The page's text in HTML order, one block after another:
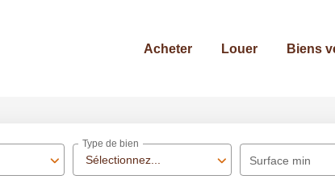
Acheter Louer Biens
Sélectionnez...
Type de bien
Surface min